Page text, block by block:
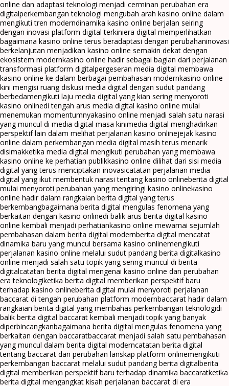
online dan adaptasi teknologi menjadi cerminan perubahan era
digitalperkembangan teknologi mengubah arah kasino online dalam
mengikuti tren moderndinamika kasino online berjalan seiring
dengan inovasi platform digital terkiniera digital memperlihatkan
bagaimana kasino online terus beradaptasi dengan perubahaninovasi
berkelanjutan menjadikan kasino online semakin dekat dengan
ekosistem modernkasino online hadir sebagai bagian dari perjalanan
transformasi platform digitalpergeseran media digital membawa
kasino online ke dalam berbagai pembahasan modernkasino online
kini mengisi ruang diskusi media digital dengan sudut pandang
berbedamengikuti laju media digital yang kian sering menyoroti
kasino onlinedi tengah arus media digital kasino online mulai
menemukan momentumnyakasino online menjadi salah satu narasi
yang muncul di media digital masa kinimedia digital menghadirkan
perspektif lain dalam melihat perjalanan kasino onlinejejak kasino
online dalam perkembangan media digital masih terus menarik
disimakketika media digital mengikuti perubahan yang membawa
kasino online ke perhatian publikkasino online dilihat dari sisi media
digital yang terus menciptakan inovasicatatan perjalanan media
digital yang ikut membentuk narasi tentang kasino onlineberita digital
mulai menyoroti perubahan yang mengiringi kasino onlinekasino
online hadir dalam rangkaian berita digital yang terus
berkembangbagaimana berita digital mengulas fenomena yang
berkaitan dengan kasino onlinedi balik arus berita digital kasino
online kembali menjadi perhatiankasino online mewarnai sejumlah
pembahasan dalam berita digital modernberita digital mencatat
dinamika baru yang muncul bersama kasino onlinemengikuti
perjalanan kasino online melalui sudut pandang berita digitalkasino
online menjadi salah satu topik yang sering muncul di berita
digitalcatatan berita digital mengenai kasino online dan perubahan
era teknologiketika berita digital memberikan perspektif baru
terhadap kasino onlineberita digital mulai menyoroti perjalanan
baccarat di tengah perubahan platform modernbaccarat hadir dalam
rangkaian berita digital yang membahas perkembangan teknologidi
balik berita digital baccarat kembali menjadi topik yang banyak
diperbincangkanbagaimana berita digital mengulas fenomena yang
berkaitan dengan baccaratbaccarat menjadi salah satu pembahasan
yang muncul dalam berita digital moderncatatan berita digital
tentang baccarat dan perubahan lanskap platform onlinemengikuti
perkembangan baccarat melalui sudut pandang berita digitalberita
digital memberikan perspektif baru terhadap dinamika baccaratketika
berita digital mengangkat kisah perjalanan baccarat di era